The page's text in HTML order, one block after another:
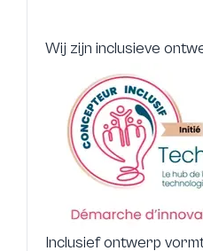
Wij zijn inclusieve
Inclusief ontwerp